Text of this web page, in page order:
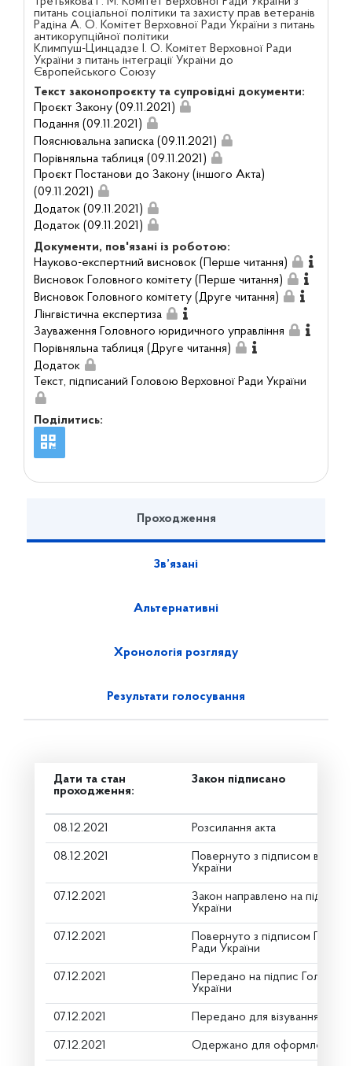
питань соціальної політики та захисту прав ветеранів
Радіна А. О. Комітет Верховної Ради України з питань
антикорупційної політики
Климпуш-Цинцадзе І. О. Комітет Верховної Ради
України з питань інтеграції України до
Європейського Союзу
Текст законопроєкту та супровідні документи:
Проєкт Закону (09.11.2021)
Подання (09.11.2021)
Пояснювальна записка (09.11.2021)
Порівняльна таблиця (09.11.2021)
Проєкт Постанови до Закону (іншого Акта)
(09.11.2021)
Додаток (09.11.2021)
Додаток (09.11.2021)
Документи, пов'язані із роботою:
Науково-експертний висновок (Перше читання)
Висновок Головного комітету (Перше читання)
Висновок Головного комітету (Друге читання)
Лінгвістична експертиза
Зауваження Головного юридичного управління
Порівняльна таблиця (Друге читання)
Додаток
Текст, підписаний Головою Верховної Ради України
Поділитись:
Проходження
Зв’язані
Альтернативні
Хронологія розгляду
Результати голосування
Дати та стан
проходження:
Закон підписано
08.12.2021 Розсилання акта
08.12.2021
Повернуто з підписом від
України
07.12.2021
Закон направлено на підпис
України
07.12.2021
Повернуто з підписом
Ради України
07.12.2021
Передано на підпис Голові
України
07.12.2021 Передано для візування в
07.12.2021 Одержано для оформлення